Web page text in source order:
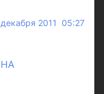
2011 05:27